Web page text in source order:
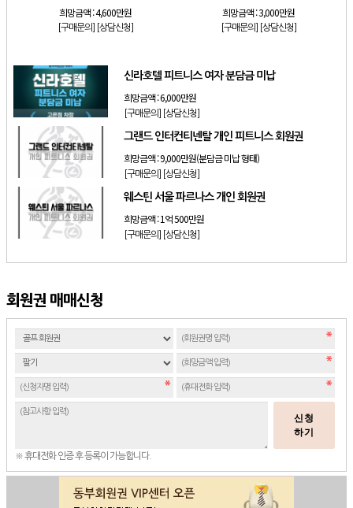
희망금액 :4,600만원
[구매문의] [상담신청]
희망금액 :3,000만원
[구매문의] [상담신청]
신라호텔 피트니스 여자 분담금 미납
희망금액 :6,000만원
[구매문의] [상담신청]
그랜드 인터컨티넨탈 개인 피트니스 회원권
희망금액 :9,000만원(분담금 미납 형태)
[구매문의] [상담신청]
웨스틴 서울 파르나스 개인 회원권
희망금액 :1억 500만원
[구매문의] [상담신청]
회원권 매매신청
신청
하기
※ 휴대전화 인증 후 등록이 가능합니다.